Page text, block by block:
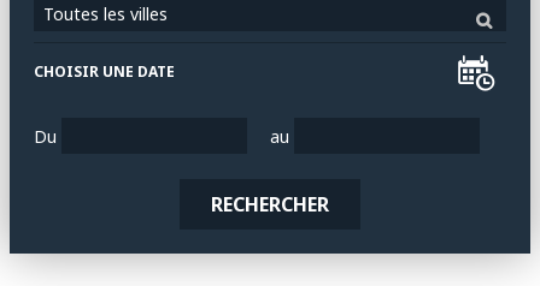
Toutes les villes
CHOISIR UNE DATE
Du au
RECHERCHER